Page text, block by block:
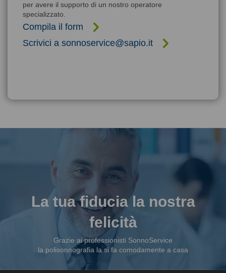
per avere il supporto di un nostro operatore
specializzato.
Compila il form
Scrivici a sonnoservice@sapio.it
La tua fiducia la nostra
felicità
Grazie ai professionisti SonnoService
la polisonnografia la si fa comodamente a casa